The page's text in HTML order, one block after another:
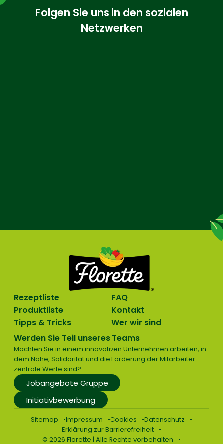
Folgen Sie uns in den sozialen
Netzwerken
Rezeptliste
Produktliste
Tipps & Tricks
FAQ
Kontakt
Wer wir sind
Werden Sie Teil unseres Teams
Möchten Sie in einem innovativen Unternehmen arbeiten, in
dem Nähe, Solidarität und die Förderung der Mitarbeiter
zentrale Werte sind?
Jobangebote Gruppe
Initiativbewerbung
Sitemap Impressum Cookies
Datenschutz
Erklärung zur Barrierefreiheit
© 2026 Florette | Alle Rechte vorbehalten